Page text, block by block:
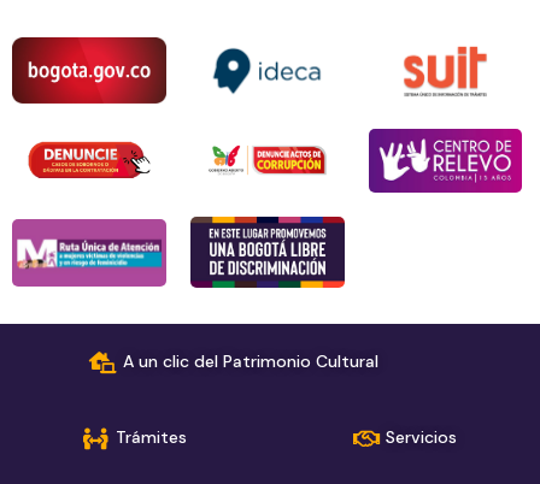
A un clic del Patrimonio Cultural
Trámites Servicios